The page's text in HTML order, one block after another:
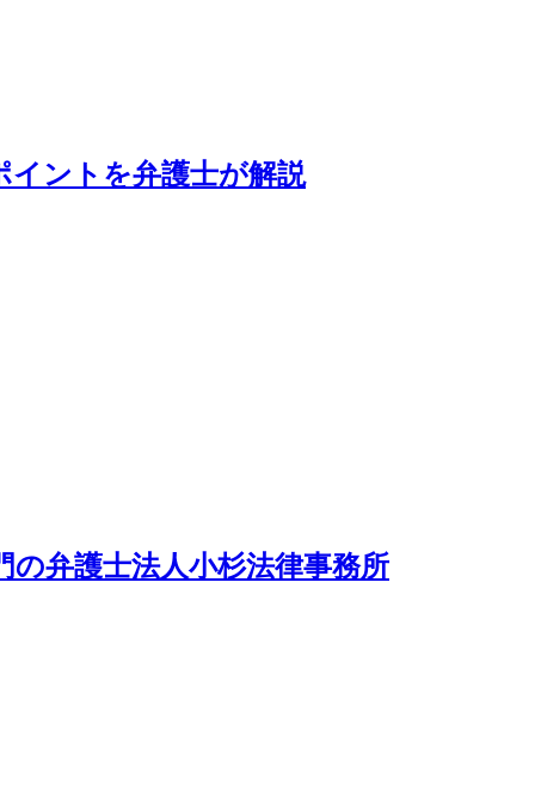
イントを弁護士が解説
弁護士法人小杉法律事務所